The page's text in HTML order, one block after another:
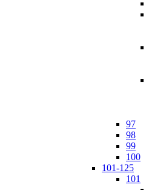
97
98
99
100
101-125
101